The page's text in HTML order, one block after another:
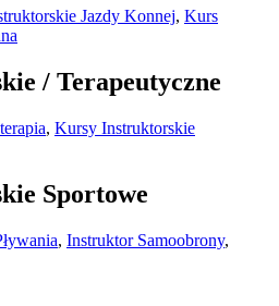
Jazdy Konnej, Kurs
/ Terapeutyczne
, Kursy Instruktorskie
Sportowe
, Instruktor Samoobrony,